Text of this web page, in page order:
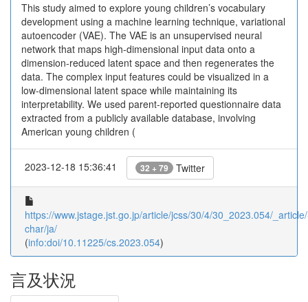
This study aimed to explore young children’s vocabulary
development using a machine learning technique, variational
autoencoder (VAE). The VAE is an unsupervised neural
network that maps high-dimensional input data onto a
dimension-reduced latent space and then regenerates the
data. The complex input features could be visualized in a
low-dimensional latent space while maintaining its
interpretability. We used parent-reported questionnaire data
extracted from a publicly available database, involving
American young children (
2023-12-18 15:36:41 32 + 79 Twitter
https://www.jstage.jst.go.jp/article/jcss/30/4/30_2023.054/
char/ja/
(info:doi/10.11225/cs.2023.054)
言及状況